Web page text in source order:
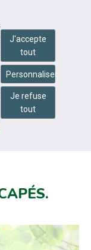
J'accepte
tout
Personnaliser
Je refuse
tout